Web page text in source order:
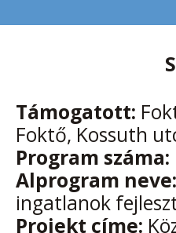
Támogatott:
Foktő, Kossuth
Program száma:
Alprogram neve:
ingatlanok
Projekt címe: